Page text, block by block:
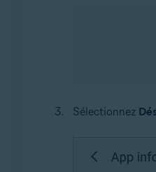
Sélectionnez